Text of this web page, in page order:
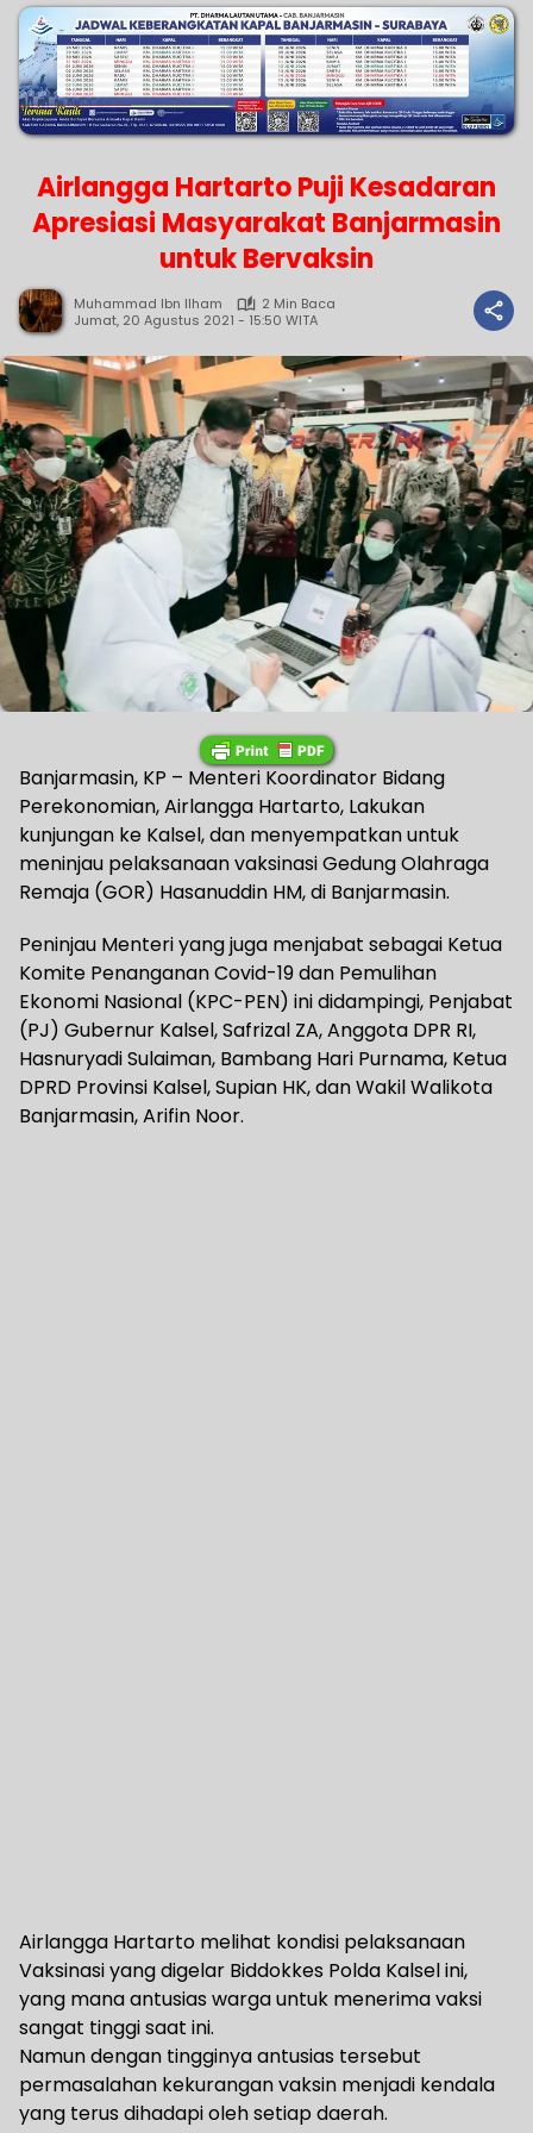
Airlangga Hartarto Puji Kesadaran
Apresiasi Masyarakat Banjarmasin
untuk Bervaksin
Muhammad Ibn Ilham
2 Min Baca
Jumat, 20 Agustus 2021 - 15:50 WITA
Banjarmasin, KP – Menteri Koordinator Bidang
Perekonomian, Airlangga Hartarto, Lakukan
kunjungan ke Kalsel, dan menyempatkan untuk
meninjau pelaksanaan vaksinasi Gedung Olahraga
Remaja (GOR) Hasanuddin HM, di Banjarmasin.
Peninjau Menteri yang juga menjabat sebagai Ketua
Komite Penanganan Covid-19 dan Pemulihan
Ekonomi Nasional (KPC-PEN) ini didampingi, Penjabat
(PJ) Gubernur Kalsel, Safrizal ZA, Anggota DPR RI,
Hasnuryadi Sulaiman, Bambang Hari Purnama, Ketua
DPRD Provinsi Kalsel, Supian HK, dan Wakil Walikota
Banjarmasin, Arifin Noor.
Airlangga Hartarto melihat kondisi pelaksanaan
Vaksinasi yang digelar Biddokkes Polda Kalsel ini,
yang mana antusias warga untuk menerima vaksi
sangat tinggi saat ini.
Namun dengan tingginya antusias tersebut
permasalahan kekurangan vaksin menjadi kendala
yang terus dihadapi oleh setiap daerah.